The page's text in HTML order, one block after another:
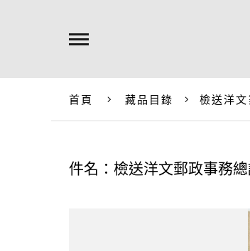
首頁 藏品目錄 檢送洋
件名：檢送洋文郵政事務